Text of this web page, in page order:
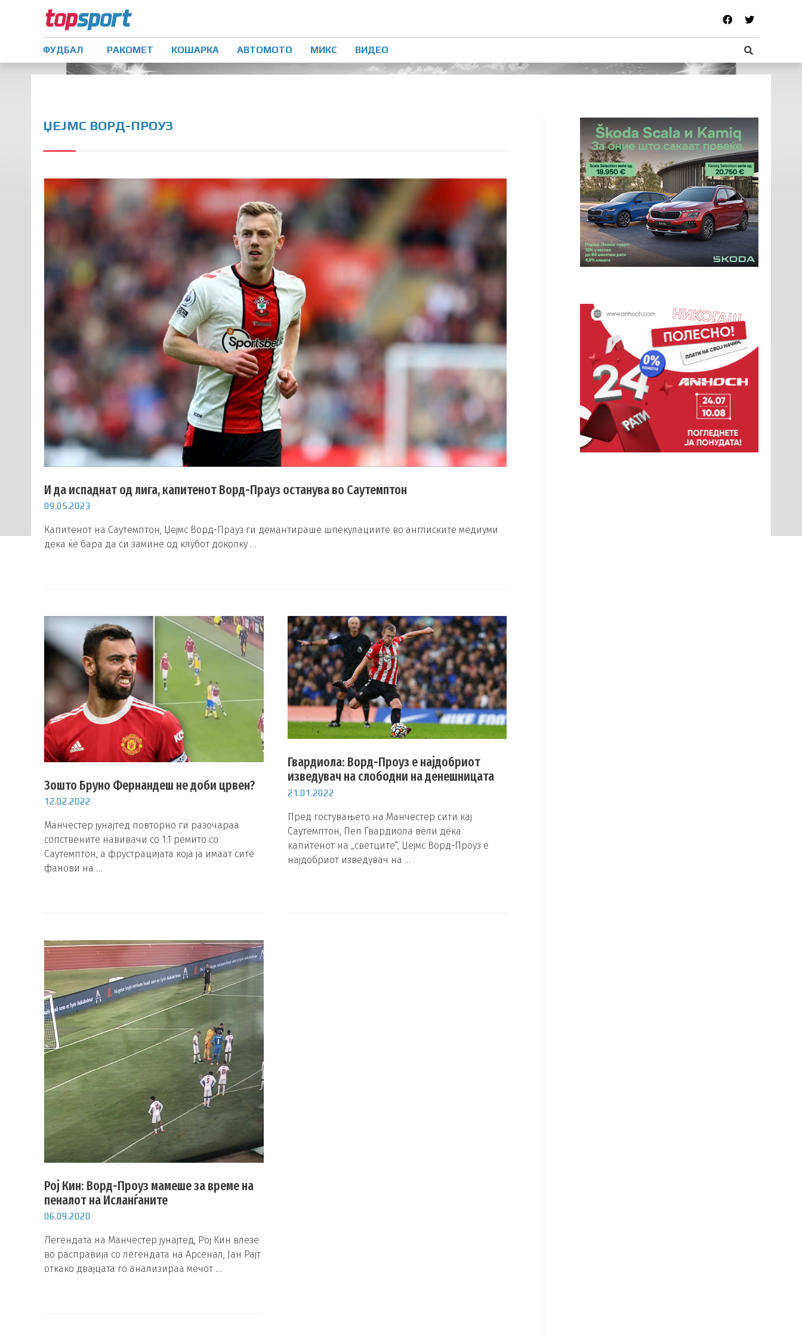
ФУДБАЛ РАКОМЕТ КОШАРКА АВТОМОТО МИКС ВИДЕО
ЏЕЈМС ВОРД-ПРОУЗ
И да испаднат од лига, капитенот Ворд-Прауз останува во Саутемптон
09.05.2023
Капитенот на Саутемптон, Џејмс Ворд-Прауз ги демантираше шпекулациите во англиските медиуми
дека ќе бара да си замине од клубот доколку …
Зошто Бруно Фернандеш не доби црвен?
12.02.2022
Манчестер јунајтед повторно ги разочараа
сопствените навивачи со 1:1 ремито со
Саутемптон, а фрустрацијата која ја имаат сите
фанови на …
Гвардиола: Ворд-Проуз е најдобриот
изведувач на слободни на денешницата
21.01.2022
Пред гостувањето на Манчестер сити кај
Саутемптон, Пеп Гвардиола вели дека
капитенот на „светците“, Џејмс Ворд-Проуз е
најдобриот изведувач на …
Рој Кин: Ворд-Прoуз мамеше за време на
пеналот на Исланѓаните
06.09.2020
Легендата на Манчестер јунајтед, Рој Кин влезе
во расправија со легендата на Арсенал, Јан Рајт
откако двајцата го анализираа мечот …